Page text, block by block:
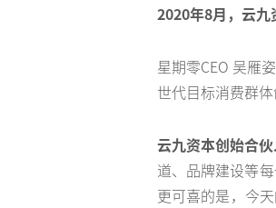
2020年8月，云九
星期零CEO 吴雁
世代目标消费群
云九资本创始合
道、品牌建设等
更可喜的是，今